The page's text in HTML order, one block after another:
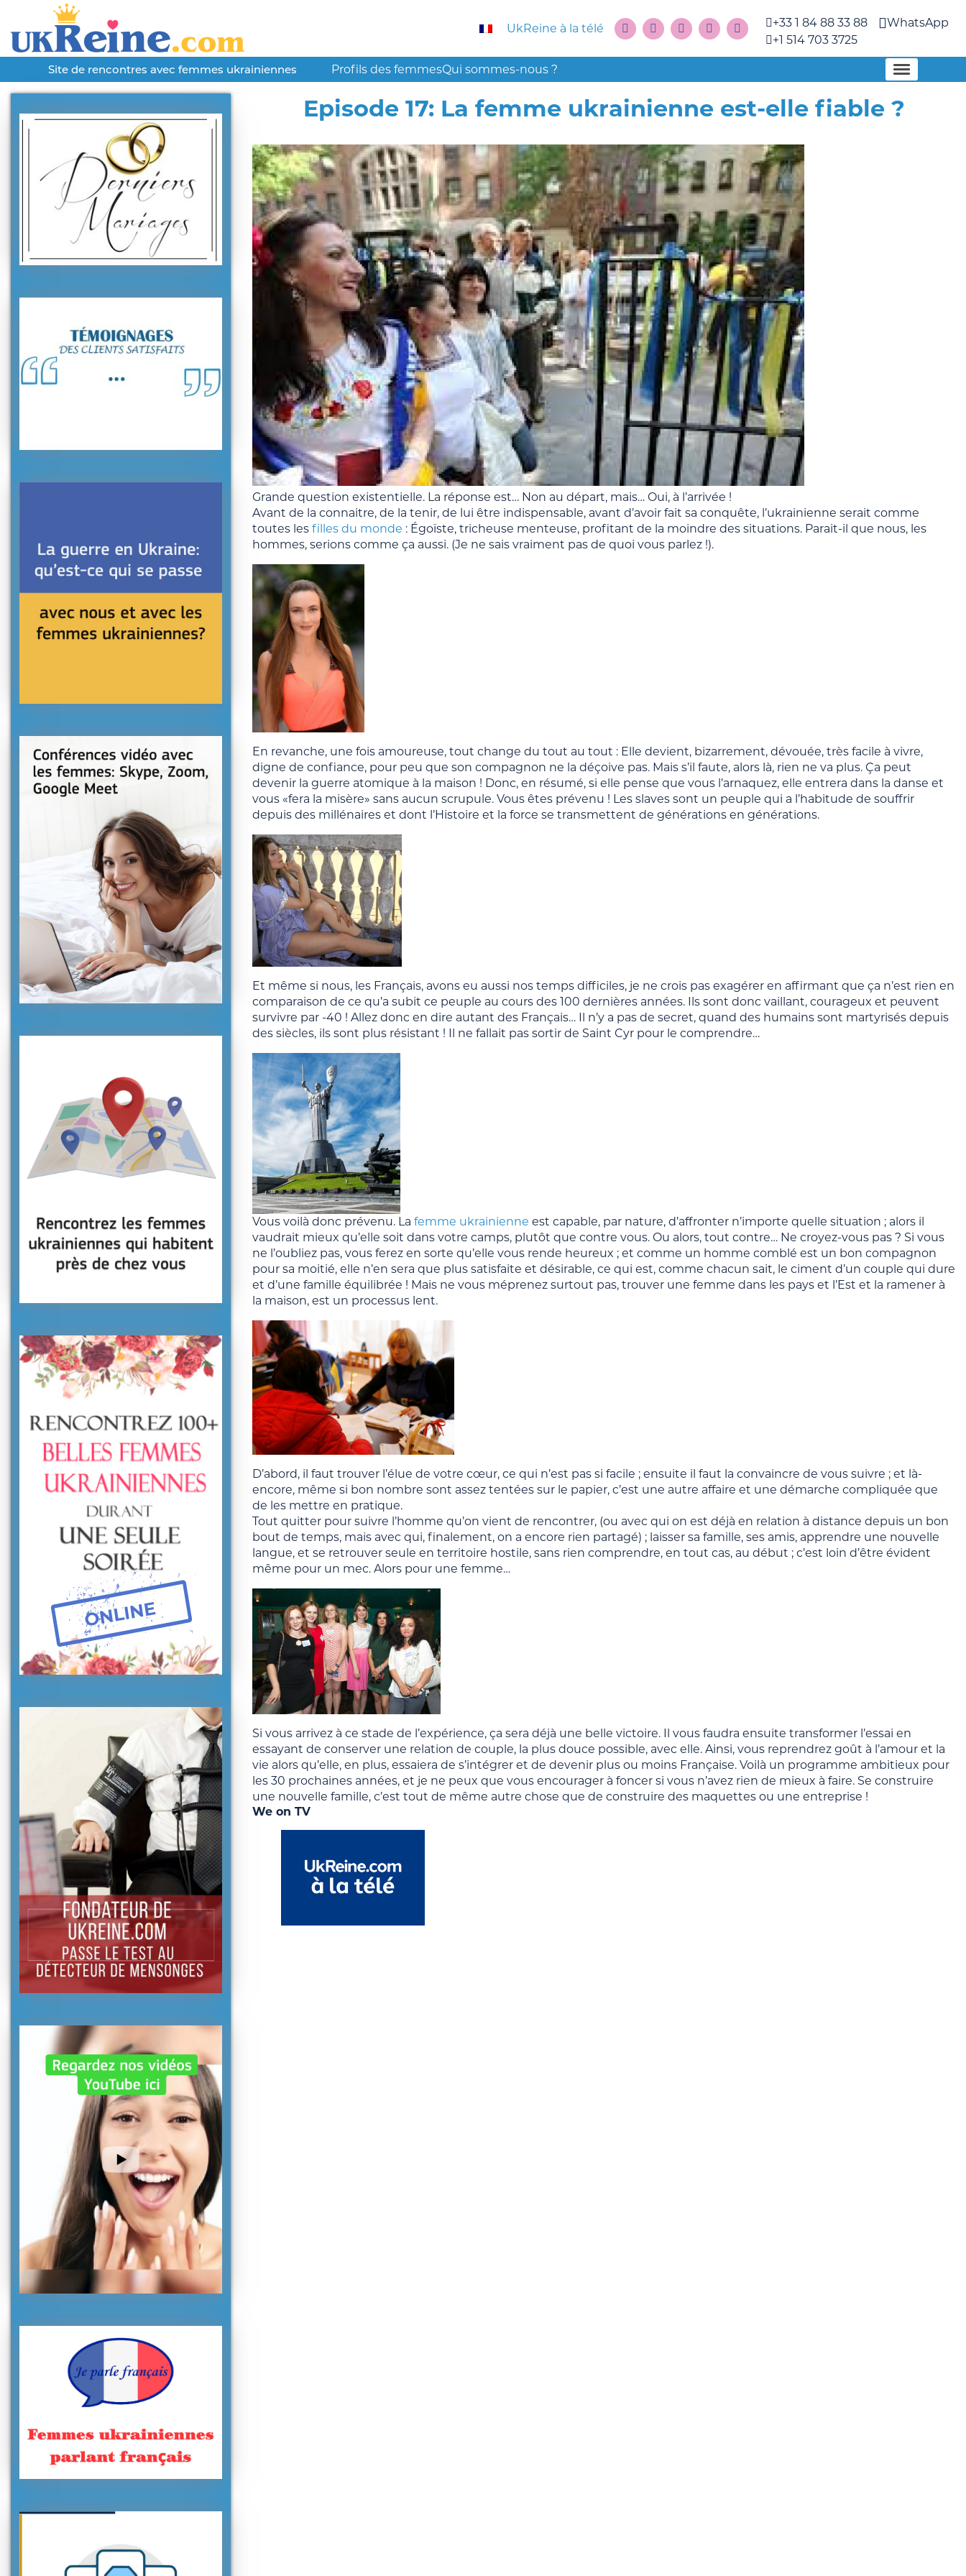
UkReine à la télé
+33 1 84 88 33 88
+1 514 703 3725
WhatsApp
Site de rencontres avec femmes ukrainiennes Profils des femmesQui sommes-nous ?
Episode 17: La femme ukrainienne est-elle fiable ?
Grande question existentielle. La réponse est… Non au départ, mais… Oui, à l’arrivée !
Avant de la connaitre, de la tenir, de lui être indispensable, avant d’avoir fait sa conquête, l’ukrainienne serait comme
toutes les filles du monde : Égoïste, tricheuse menteuse, profitant de la moindre des situations. Parait-il que nous, les
hommes, serions comme ça aussi. (Je ne sais vraiment pas de quoi vous parlez !).
En revanche, une fois amoureuse, tout change du tout au tout : Elle devient, bizarrement, dévouée, très facile à vivre,
digne de confiance, pour peu que son compagnon ne la déçoive pas. Mais s’il faute, alors là, rien ne va plus. Ça peut
devenir la guerre atomique à la maison ! Donc, en résumé, si elle pense que vous l’arnaquez, elle entrera dans la danse et
vous «fera la misère» sans aucun scrupule. Vous êtes prévenu ! Les slaves sont un peuple qui a l’habitude de souffrir
depuis des millénaires et dont l’Histoire et la force se transmettent de générations en générations.
Et même si nous, les Français, avons eu aussi nos temps difficiles, je ne crois pas exagérer en affirmant que ça n’est rien en
comparaison de ce qu’a subit ce peuple au cours des 100 dernières années. Ils sont donc vaillant, courageux et peuvent
survivre par -40 ! Allez donc en dire autant des Français… Il n’y a pas de secret, quand des humains sont martyrisés depuis
des siècles, ils sont plus résistant ! Il ne fallait pas sortir de Saint Cyr pour le comprendre…
Vous voilà donc prévenu. La femme ukrainienne est capable, par nature, d’affronter n’importe quelle situation ; alors il
vaudrait mieux qu’elle soit dans votre camps, plutôt que contre vous. Ou alors, tout contre… Ne croyez-vous pas ? Si vous
ne l’oubliez pas, vous ferez en sorte qu’elle vous rende heureux ; et comme un homme comblé est un bon compagnon
pour sa moitié, elle n’en sera que plus satisfaite et désirable, ce qui est, comme chacun sait, le ciment d’un couple qui dure
et d’une famille équilibrée ! Mais ne vous méprenez surtout pas, trouver une femme dans les pays et l’Est et la ramener à
la maison, est un processus lent.
D’abord, il faut trouver l’élue de votre cœur, ce qui n’est pas si facile ; ensuite il faut la convaincre de vous suivre ; et là-
encore, même si bon nombre sont assez tentées sur le papier, c’est une autre affaire et une démarche compliquée que
de les mettre en pratique.
Tout quitter pour suivre l’homme qu’on vient de rencontrer, (ou avec qui on est déjà en relation à distance depuis un bon
bout de temps, mais avec qui, finalement, on a encore rien partagé) ; laisser sa famille, ses amis, apprendre une nouvelle
langue, et se retrouver seule en territoire hostile, sans rien comprendre, en tout cas, au début ; c’est loin d’être évident
même pour un mec. Alors pour une femme…
Si vous arrivez à ce stade de l’expérience, ça sera déjà une belle victoire. Il vous faudra ensuite transformer l’essai en
essayant de conserver une relation de couple, la plus douce possible, avec elle. Ainsi, vous reprendrez goût à l’amour et la
vie alors qu’elle, en plus, essaiera de s’intégrer et de devenir plus ou moins Française. Voilà un programme ambitieux pour
les 30 prochaines années, et je ne peux que vous encourager à foncer si vous n’avez rien de mieux à faire. Se construire
une nouvelle famille, c’est tout de même autre chose que de construire des maquettes ou une entreprise !
We on TV